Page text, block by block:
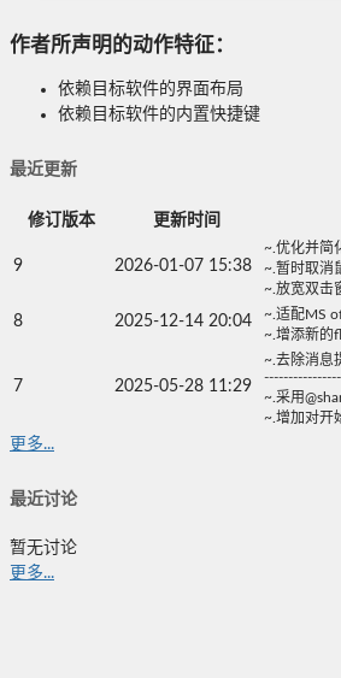
作者所声明的动作特征：
依赖目标软件的界面布局
依赖目标软件的内置快捷键
最近更新
修订版本 更新时间
9 2026-01-07 15:38
~.优化并简
~.暂时取消
~.放宽双击
8 2025-12-14 20:04
~.适配MS
~.增添新的
7 2025-05-28 11:29
~.去除消息
~.采用
~.增加对开
更多...
最近讨论
暂无讨论
更多...